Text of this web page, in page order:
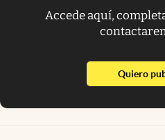
Accede aquí,
Quiero